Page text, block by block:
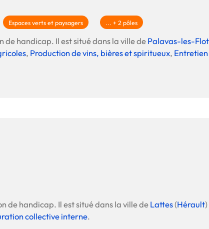
Vos services enrichis
Espaces verts et paysagers ... + 2 pôles
de handicap. Il est situé dans la ville dePalavas-les-
, Production de vins, bières et spiritueux,
de handicap. Il est situé dans la ville deLattes(Hérault
collective interne.